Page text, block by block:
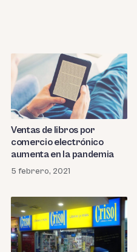
Ventas de libros por
comercio electrónico
aumenta en la pandemia
5 febrero, 2021